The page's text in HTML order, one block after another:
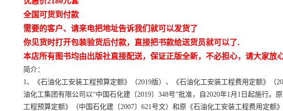
全国可货到付款
需要的客户、请来电把地址告诉我们就可以发货了
你见货时打开包装验货后付款，直接把书款给送货员就可以了.
本店所有图书均由出版社直接配送，保证正版全新，不必担心，请大家放
简介：
1、《石油化工安装工程预算定额》（2019版）、《石油化工安装工程费用定额》（
油化工集团有限公司以“中国石化建〔2019〕348号”批准，自2020年1月1日起施行。
工程预算定额》（中国石化建〔2007〕621号文）和原《石油化工安装工程费用定额